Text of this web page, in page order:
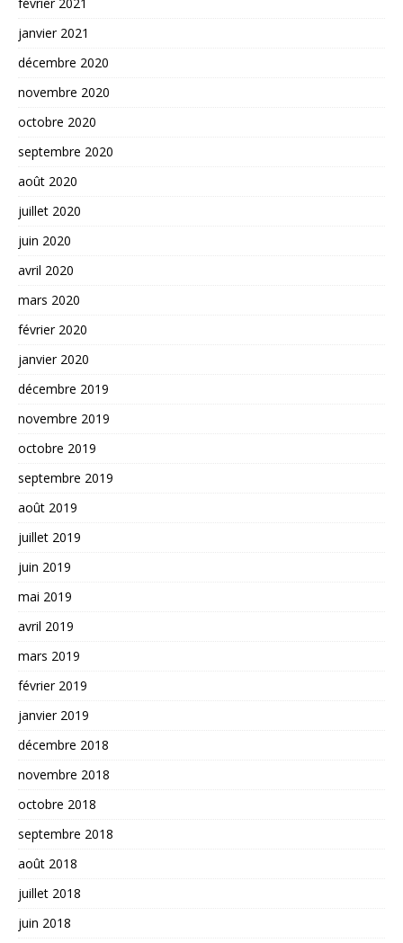
janvier 2021
décembre 2020
novembre 2020
octobre 2020
septembre 2020
août 2020
juillet 2020
juin 2020
avril 2020
mars 2020
février 2020
janvier 2020
décembre 2019
novembre 2019
octobre 2019
septembre 2019
août 2019
juillet 2019
juin 2019
mai 2019
avril 2019
mars 2019
février 2019
janvier 2019
décembre 2018
novembre 2018
octobre 2018
septembre 2018
août 2018
juillet 2018
juin 2018